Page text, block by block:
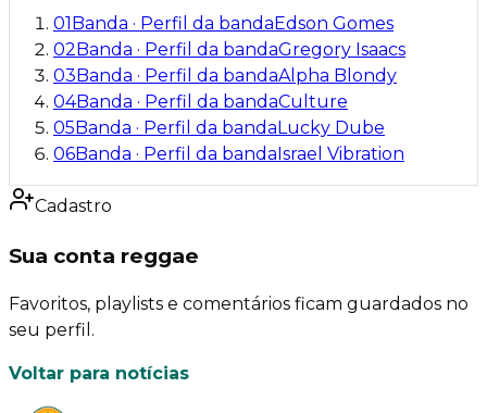
01Banda · Perfil da bandaEdson Gomes
02Banda · Perfil da bandaGregory Isaacs
03Banda · Perfil da bandaAlpha Blondy
04Banda · Perfil da bandaCulture
05Banda · Perfil da bandaLucky Dube
06Banda · Perfil da bandaIsrael Vibration
Cadastro
Sua conta reggae
Favoritos, playlists e comentários ficam guardados no
seu perfil.
Voltar para notícias